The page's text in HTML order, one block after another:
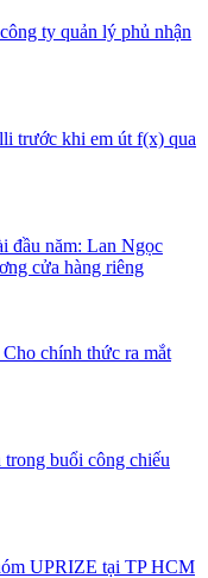
ty quản lý phủ nhận
trước khi em út f(x) qua
đầu năm: Lan Ngọc
cửa hàng riêng
chính thức ra mắt
buổi công chiếu
UPRIZE tại TP HCM